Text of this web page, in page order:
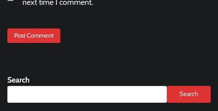
next time I comment.
Search
Search